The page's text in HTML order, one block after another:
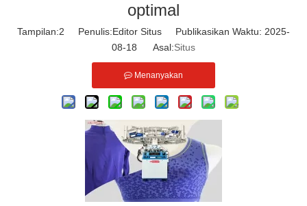
optimal
Tampilan:2 Penulis:Editor Situs Publikasikan Waktu: 2025-
08-18 Asal:Situs
Menanyakan